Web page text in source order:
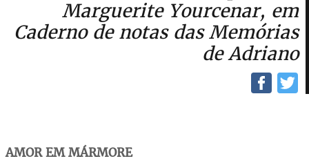
Marguerite Yourcenar, em
Caderno de notas das Memórias
de Adriano
AMOR EMMÁRMORE